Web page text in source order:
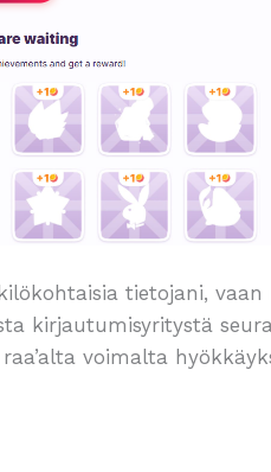
tietojani,
kirjautumisyritystä
voimalta